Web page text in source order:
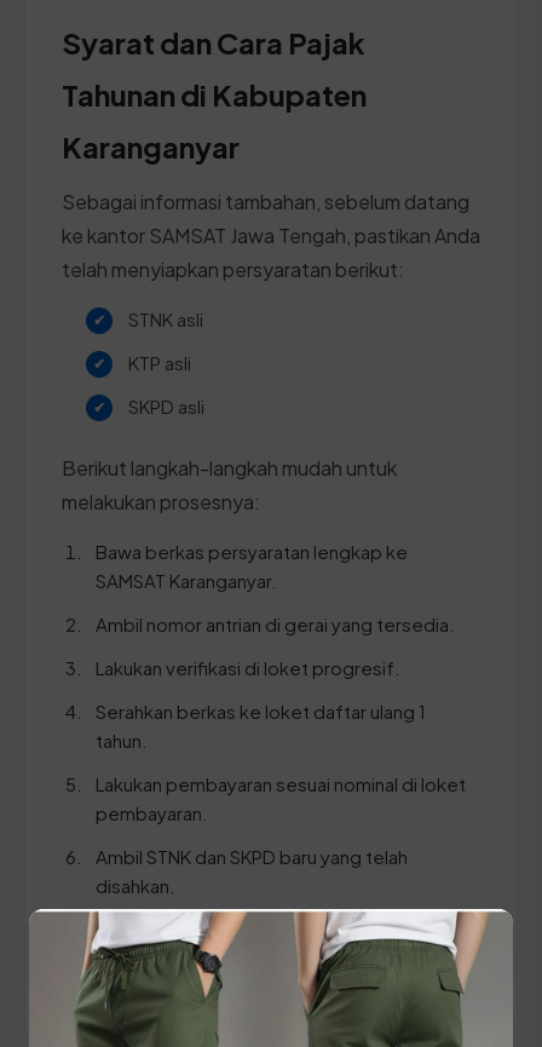
Syarat dan Cara Pajak
Tahunan di Kabupaten
Karanganyar
Sebagai informasi tambahan, sebelum datang
ke kantor SAMSAT Jawa Tengah, pastikan Anda
telah menyiapkan persyaratan berikut:
STNK asli
KTP asli
SKPD asli
Berikut langkah-langkah mudah untuk
melakukan prosesnya:
Bawa berkas persyaratan lengkap ke
SAMSAT Karanganyar.
Ambil nomor antrian di gerai yang tersedia.
Lakukan verifikasi di loket progresif.
Serahkan berkas ke loket daftar ulang 1
tahun.
Lakukan pembayaran sesuai nominal di loket
pembayaran.
Ambil STNK dan SKPD baru yang telah
disahkan.
⚠️ Pastikan Anda membawa dokumen KTP dan
STNK yang ASLI agar petugas dapat melakukan
sinkronisasi data dengan cepat tanpa hambatan